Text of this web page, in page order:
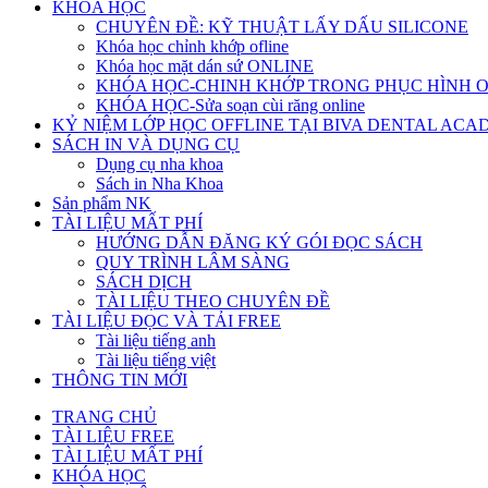
KHÓA HỌC
CHUYÊN ĐỀ: KỸ THUẬT LẤY DẤU SILICONE
Khóa học chỉnh khớp ofline
Khóa học mặt dán sứ ONLINE
KHÓA HỌC-CHINH KHỚP TRONG PHỤC HÌNH
KHÓA HỌC-Sửa soạn cùi răng online
KỶ NIỆM LỚP HỌC OFFLINE TẠI BIVA DENTAL
SÁCH IN VÀ DỤNG CỤ
Dụng cụ nha khoa
Sách in Nha Khoa
Sản phẩm NK
TÀI LIỆU MẤT PHÍ
HƯỚNG DẪN ĐĂNG KÝ GÓI ĐỌC SÁCH
QUY TRÌNH LÂM SÀNG
SÁCH DỊCH
TÀI LIỆU THEO CHUYÊN ĐỀ
TÀI LIỆU ĐỌC VÀ TẢI FREE
Tài liệu tiếng anh
Tài liệu tiếng việt
THÔNG TIN MỚI
TRANG CHỦ
TÀI LIỆU FREE
TÀI LIỆU MẤT PHÍ
KHÓA HỌC